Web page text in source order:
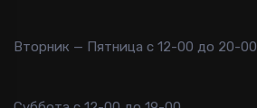
Вторник — Пятница с 12-00 до 20-00